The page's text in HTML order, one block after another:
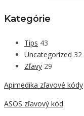
Kategórie
Tips 43
Uncategorized 32
Zľavy 29
Apimedika zľavové kódy
ASOS zľavový kód